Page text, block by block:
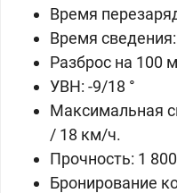
Время
Время
Разброс на 100
УВН: -9/18 °
Максимальная
/ 18 км/ч.
Прочность: 1
Бронирование